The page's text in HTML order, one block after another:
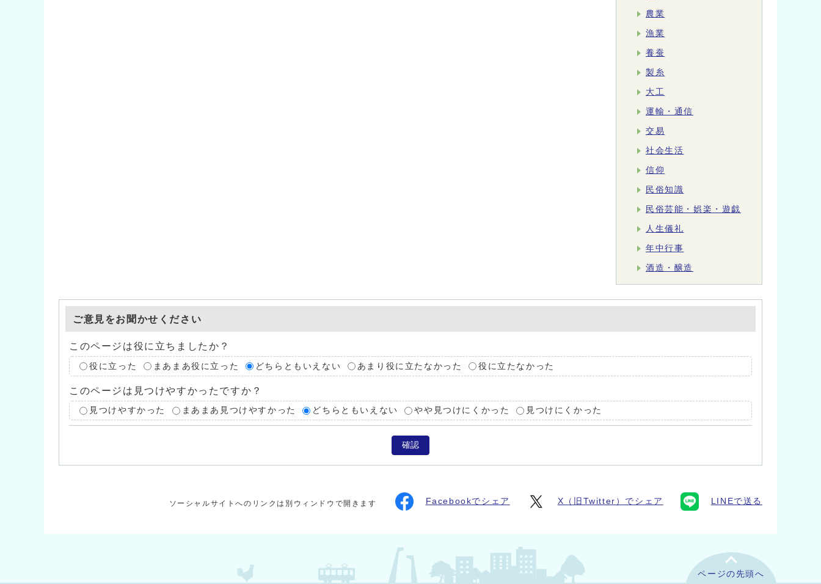
農業
漁業
養蚕
製糸
大工
運輸・通信
交易
社会生活
信仰
民俗知識
民俗芸能・娯楽・遊戯
人生儀礼
年中行事
酒造・醸造
ご意見をお聞かせください
このページは役に立ちましたか？
役に立った まあまあ役に立った どちらともいえない あまり役に立たなかった 役に立たなかった
このページは見つけやすかったですか？
見つけやすかった まあまあ見つけやすかった どちらともいえない やや見つけにくかった 見つけにくかった
確認
ソーシャルサイトへのリンクは別ウィンドウで開きます Facebookでシェア X（旧Twitter）でシェア LINEで送る
ページの先頭へ